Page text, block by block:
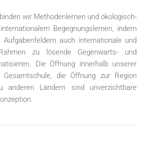
wir Methodenlernen und ökologisch-
Begegnungslernen, indem
auch internationale und
zu lösende Gegenwarts- und
Die Öffnung innerhalb unserer
Gesamtschule, die Öffnung zur Region
anderen Ländern sind unverzichtbare